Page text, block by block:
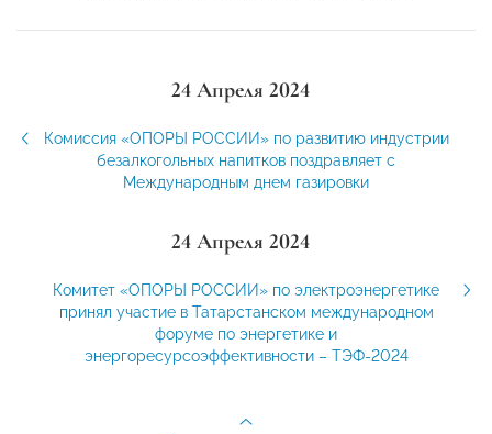
24 Апреля 2024
Комиссия «ОПОРЫ РОССИИ» по развитию индустрии
безалкогольных напитков поздравляет с
Международным днем газировки
24 Апреля 2024
Комитет «ОПОРЫ РОССИИ» по электроэнергетике
принял участие в Татарстанском международном
форуме по энергетике и
энергоресурсоэффективности – ТЭФ-2024